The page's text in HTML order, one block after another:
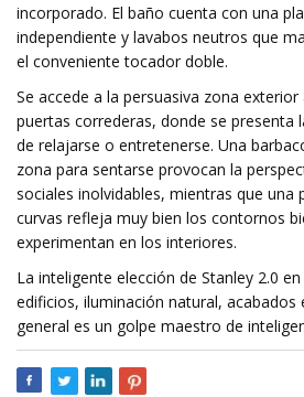
incorporado. El baño cuenta con una
independiente y lavabos neutros que
el conveniente tocador doble.
Se accede a la persuasiva zona
puertas correderas, donde se presenta
de relajarse o entretenerse. Una
zona para sentarse provocan la
sociales inolvidables, mientras que una
curvas refleja muy bien los contornos
experimentan en los interiores.
La inteligente elección de Stanley 2.0
edificios, iluminación natural, acabados
general es un golpe maestro de